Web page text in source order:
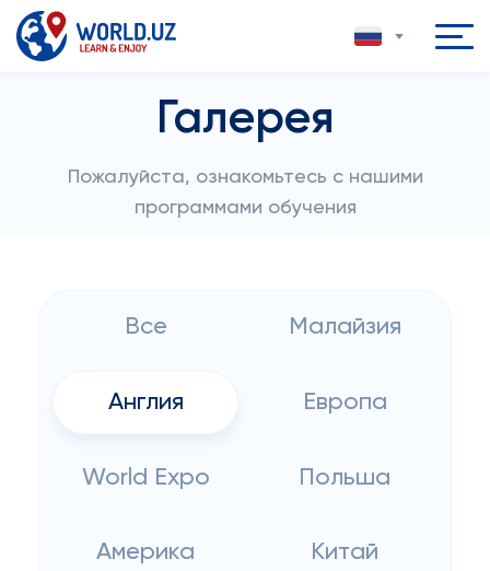
Галерея
Пожалуйста, ознакомьтесь с нашими
программами обучения
Все Малайзия
Англия Европа
World Expo Польша
Америка Китай